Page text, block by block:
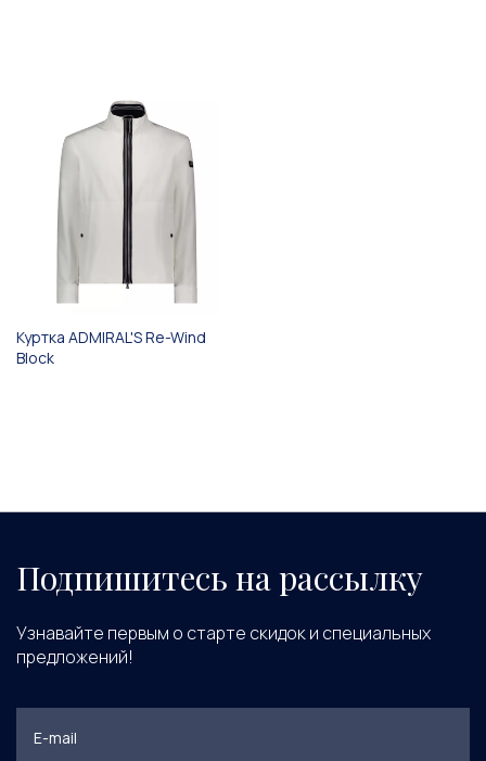
Куртка ADMIRAL'S Re-Wind
Block
Подпишитесь на рассылку
Узнавайте первым о старте скидок и специальных
предложений!